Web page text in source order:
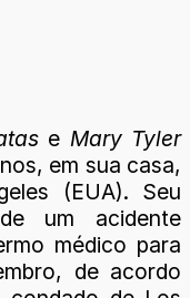
e Mary Tyler
em sua casa,
(EUA). Seu
um acidente
médico para
de acordo